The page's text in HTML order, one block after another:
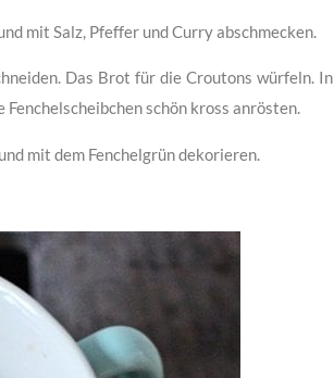
mit Salz, Pfeffer und Curry abschmecken.
Das Brot für die Croutons würfeln. In
schön kross anrösten.
mit dem Fenchelgrün dekorieren.